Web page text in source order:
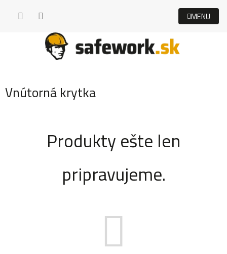
Vnútorná krytka
Produkty ešte len
pripravujeme.